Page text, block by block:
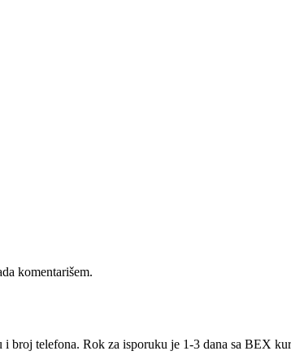
komentarišem.
broj telefona. Rok za isporuku je 1-3 dana sa BEX